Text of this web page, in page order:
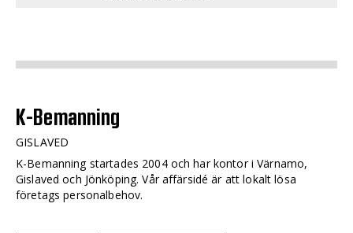
K-Bemanning
GISLAVED
K-Bemanning startades 2004 och har kontor i Värnamo,
Gislaved och Jönköping. Vår affärsidé är att lokalt lösa
företags personalbehov.